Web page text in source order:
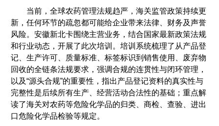
核心价值观
发展历程
董事长致辞
产品中心
原料药
当前，全球农药管理法规趋严，海关监管政策持续更
新，任何环节的疏忽都可能给企业带来法律、财务及声誉
风险。安徽新北卡围绕主营业务，结合国家最新政策法规
和行业动态，开展了此次培训。培训系统梳理了从产品登
记、生产许可、质量标准、标签标识到销售使用、废弃物
回收的全链条法规要求，强调合规的连贯性与闭环管理，
以及“源头合规”的重要性，指出产品登记资料的真实性与
完整性是后续所有生产、经营活动合法性的基础；重点解
读了海关对农药等危险化学品的归类、商检、查验、进出
口危险化学品检验等规定。